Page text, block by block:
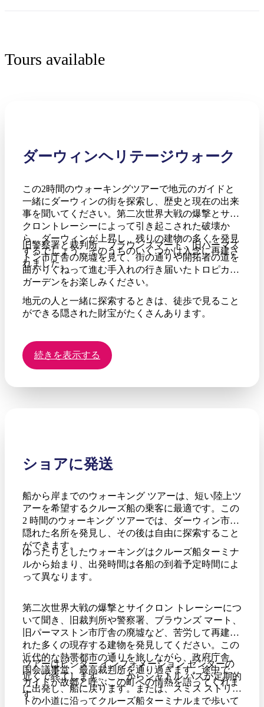
Tours available
ダーウィンヘリテージウォーク
この2時間のウォーキングツアーで地元のガイドと
一緒にダーウィンの街を探索し、歴史と現在の出来
事を聞いてください。第二次世界大戦の爆撃とサイ
クロントレーシーによって引き起こされた破壊か
ら、ダーウィンが上昇し、残りの建物の多くを発見
するでしょう。そのうちのいくつかは入念に再建さ
れました。
旧警察署と裁判所、ブラウンズマート、旧パーマス
トン市庁舎の廃墟を見て、街の通りや開拓者の道を
曲がりくねって進む手入れの行き届いたトロピカル
ガーデンをお楽しみください。
地元の人と一緒に探索するときは、徒歩で見ること
ができる隠された財宝がたくさんあります。
続きを表示する
ショアに発送
船から岸までのウォーキング ツアーは、短い陸上ツ
アーを希望するクルーズ船の乗客に最適です。この
2 時間のウォーキング ツアーでは、ダーウィン市の
隠れた名所を発見し、その後は自由に探索すること
ができます。
ゆったりとしたウォーキングはクルーズ船ターミナ
ルから始まり、出発時間は各船の到着予定時間によ
って異なります。
第二次世界大戦の爆撃とサイクロン トレーシーにつ
いて聞き、旧裁判所や警察署、ブラウンズ マート、
旧パーマストン市庁舎の廃墟など、苦労して再建さ
れた多くの現存する建物を発見してください。この
近代的な熱帯都市の通りを旅しながら、政府庁舎、
国会議事堂、最高裁判所を通り過ぎます。途中で、
ガイドが故郷と呼ぶこの町への情熱を語ってくれま
す。
ツアーはビジター インフォメーション センターの
近くで終了します。ここからシャトル バスが定期的
に出発し、船に戻ります。または、スミス ストリー
トの小道に沿ってクルーズ船ターミナルまで歩いて